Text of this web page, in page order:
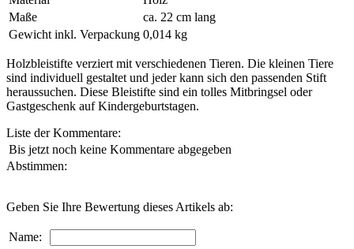
Maße
ca. 22 cm lang
Gewicht inkl. Verpackung 0,014 kg
Holzbleistifte verziert mit verschiedenen Tieren. Die kleinen Tiere
sind individuell gestaltet und jeder kann sich den passenden Stift
heraussuchen. Diese Bleistifte sind ein tolles Mitbringsel oder
Gastgeschenk auf Kindergeburtstagen.
Liste der Kommentare:
Bis jetzt noch keine Kommentare abgegeben
Abstimmen:
Geben Sie Ihre Bewertung dieses Artikels ab:
Name: